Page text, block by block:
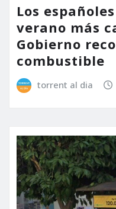
Los
verano más
Gobierno
combustible
torrent al dia